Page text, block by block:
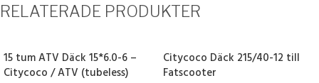
RELATERADE PRODUKTER
15 tum ATV Däck 15*6.0-6 –
Citycoco / ATV (tubeless)
Citycoco Däck 215/40-12 till
Fatscooter